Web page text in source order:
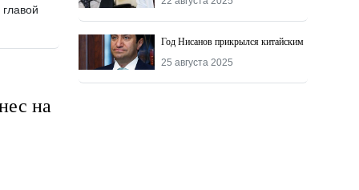
на
Год Нисанов прикрылся китайским
25 августа 2025